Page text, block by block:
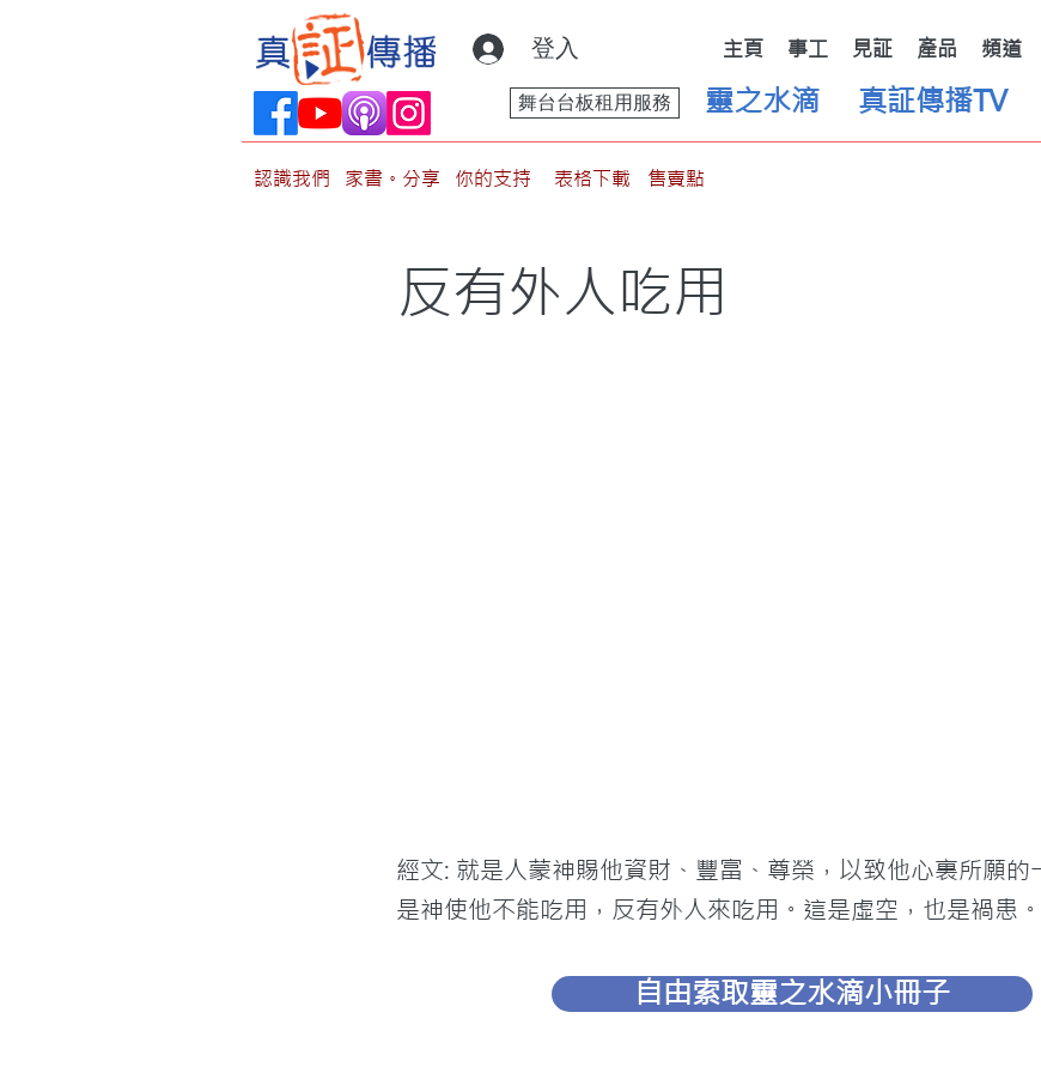
登入 主頁 事工 見証 產品 頻道
靈之水滴
舞台台板租用服務 真証傳播TV
認識我們 家書。分享 你的支持 表格下載 售賣點
反有外人吃用
經文: 就是人蒙神賜他資財、豐富、尊榮，以致他心裏所願的
是神使他不能吃用，反有外人來吃用。這是虛空，也是禍患
自由索取靈之水滴小冊子